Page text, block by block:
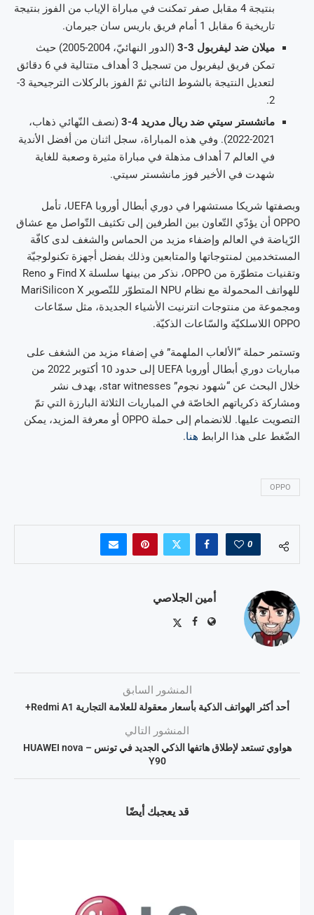
بنتيجة 4 مقابل صفر تمكنت في مباراة الإياب من الفوز بنتيجة
تاريخية 6 مقابل 1 أمام فريق باريس سان جيرمان.
ميلان ضد ليفربول 3-3
(الدور النهائيّ، 2004-2005) حيث
تمكن فريق ليفربول من تسجيل 3 أهداف متتالية في 6 دقائق
لتعديل النتيجة بالشوط الثاني ثمّ الفوز بالركلات الترجيحية 3-
2.
مانشستر سيتي ضد ريال مدريد 4-3
(نصف النّهائي ذهاب،
2021-2022). وفي هذه المباراة، سجل اثنان من أفضل الأندية
في العالم 7 أهداف مذهلة في مباراة مثيرة وصعبة للغاية
شهدت في الأخير فوز مانشستر سيتي.
وبصفتها شريكا مستشهرا في دوري أبطال أوروبا UEFA، تأمل
OPPO أن يؤدّي التّعاون بين الطرفين إلى تكثيف التّواصل مع عشاق
الرّياضة في العالم وإضفاء مزيد من الحماس والشغف لدى كافّة
المستخدمين لمنتوجاتها والمتابعين وذلك بفضل أجهزة تكنولوجيّة
وتقنيات متطوّرة من OPPO، نذكر من بينها سلسلة Find X و Reno
للهواتف المحمولة مع نظام NPU المتطوّر للتّصوير MariSilicon X
ومجموعة من منتوجات انترنيت الأشياء الجديدة، مثل سمّاعات
OPPO اللاسلكيّة والسّاعات الذكيّة.
وتستمر حملة “الألعاب الملهمة” في إضفاء مزيد من الشغف على
مباريات دوري أبطال أوروبا UEFA إلى حدود 10 أكتوبر 2022 من
خلال البحث عن “شهود نجوم” star witnesses، بهدف نشر
ومشاركة ذكرياتهم الخاصّة في المباريات الثلاثة البارزة التي تمّ
التصويت عليها. للانضمام إلى حملة OPPO أو معرفة المزيد، يمكن
الضّغط على هذا الرابط هنا.
OPPO
0
أمين الجلاصي
المنشور السابق
أحد أكثر الهواتف الذكية بأسعار معقولة للعلامة التجارية Redmi A1+
المنشور التالي
هواوي تستعد لإطلاق هاتفها الذكي الجديد في تونس – HUAWEI nova
Y90
قد يعجبك أيضًا